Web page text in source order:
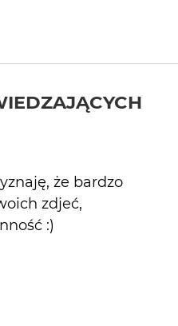
że bardzo
zdjeć,
:)